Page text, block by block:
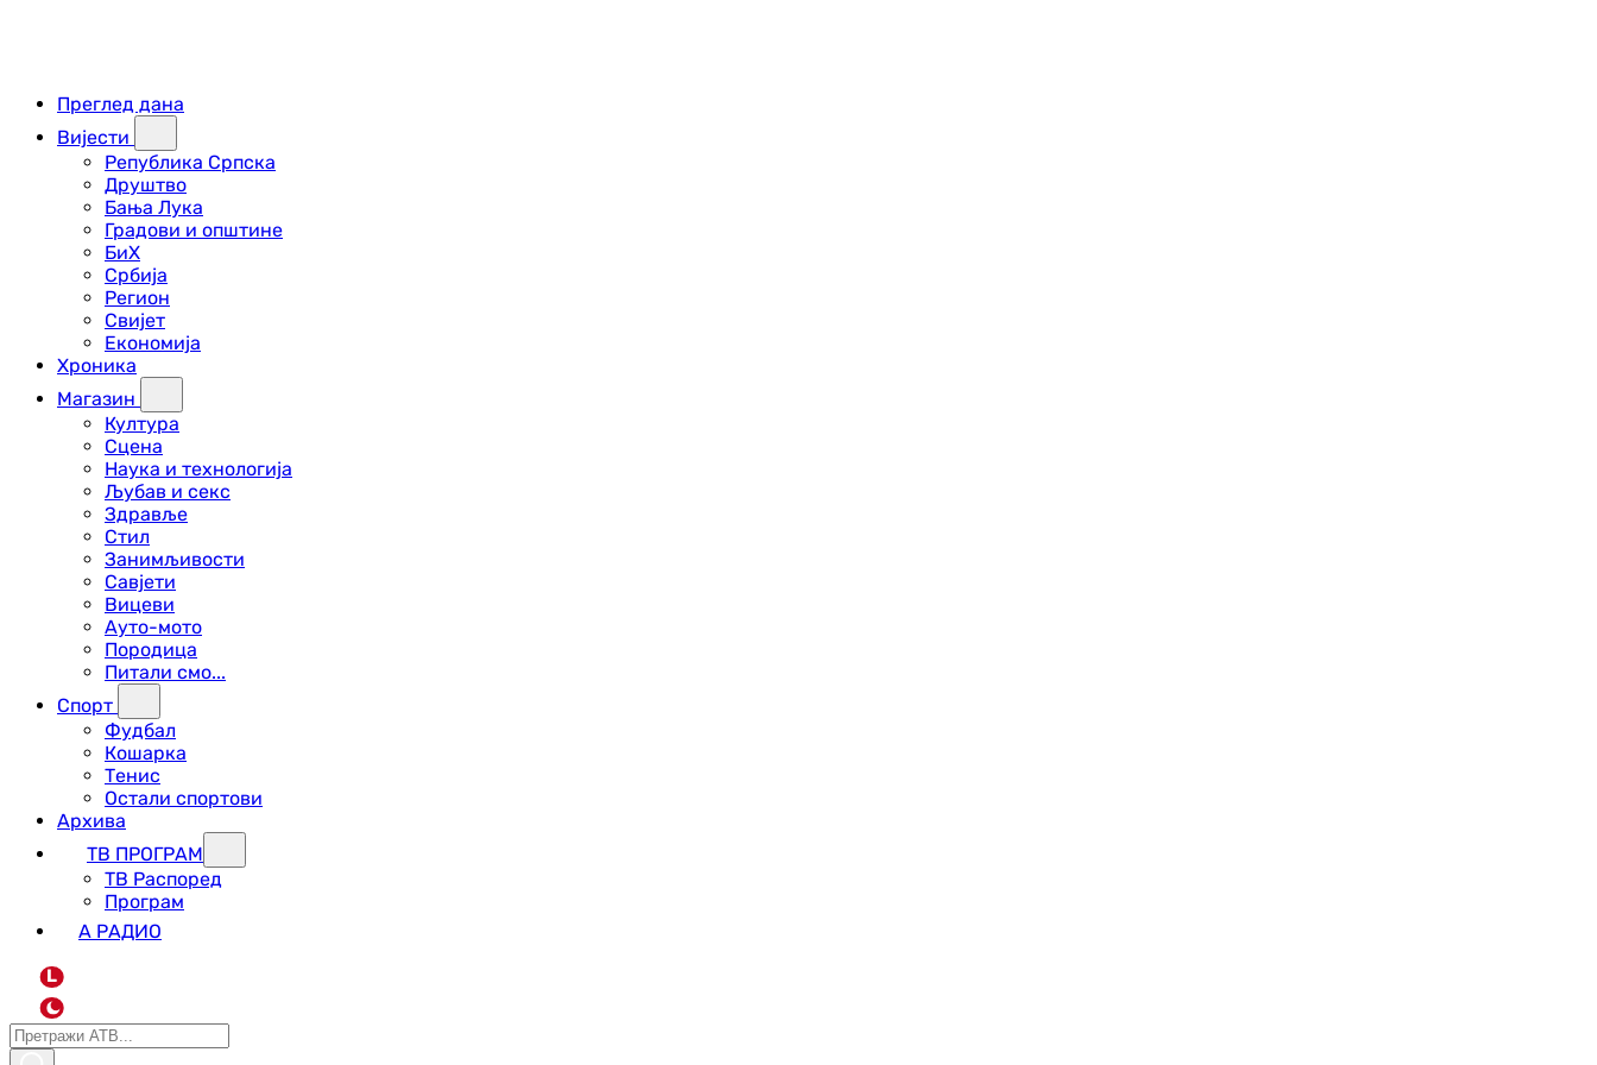
Преглед дана
Вијести
Република Српска
Друштво
Бања Лука
Градови и општине
БиХ
Србија
Регион
Свијет
Економија
Хроника
Магазин
Култура
Сцена
Наука и технологија
Љубав и секс
Здравље
Стил
Занимљивости
Савјети
Вицеви
Ауто-мото
Породица
Питали смо...
Спорт
Фудбал
Кошарка
Тенис
Остали спортови
Архива
ТВ ПРОГРАМ
ТВ Распоред
Програм
А РАДИО
L